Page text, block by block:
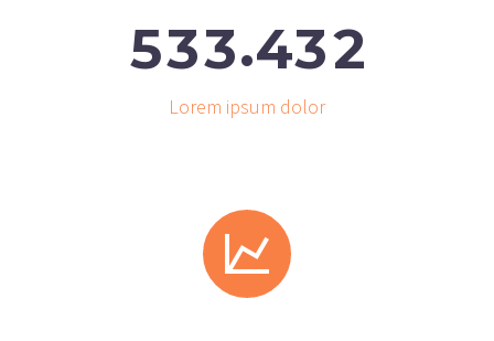
533.432
Lorem ipsum dolor

